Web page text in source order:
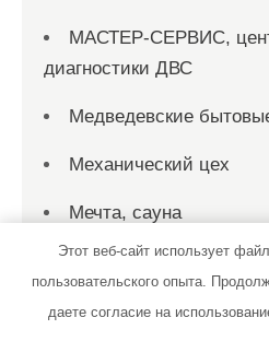
МАСТЕР-СЕРВИС,
диагностики ДВС
Медведевские
Механический цех
Мечта, сауна
Микрон, торгово-
компания
Этот веб-сайт использует
пользовательского опыта.
даете согласие на